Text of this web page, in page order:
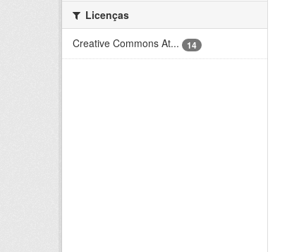
Licenças
Creative Commons At...
14